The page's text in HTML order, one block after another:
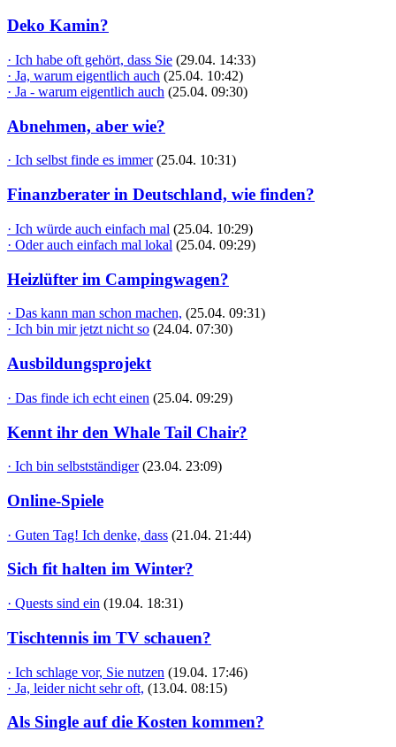
Deko Kamin?
· Ich habe oft gehört, dass Sie (29.04. 14:33)
· Ja, warum eigentlich auch (25.04. 10:42)
· Ja - warum eigentlich auch (25.04. 09:30)
Abnehmen, aber wie?
· Ich selbst finde es immer (25.04. 10:31)
Finanzberater in Deutschland, wie finden?
· Ich würde auch einfach mal (25.04. 10:29)
· Oder auch einfach mal lokal (25.04. 09:29)
Heizlüfter im Campingwagen?
· Das kann man schon machen, (25.04. 09:31)
· Ich bin mir jetzt nicht so (24.04. 07:30)
Ausbildungsprojekt
· Das finde ich echt einen (25.04. 09:29)
Kennt ihr den Whale Tail Chair?
· Ich bin selbstständiger (23.04. 23:09)
Online-Spiele
· Guten Tag! Ich denke, dass (21.04. 21:44)
Sich fit halten im Winter?
· Quests sind ein (19.04. 18:31)
Tischtennis im TV schauen?
· Ich schlage vor, Sie nutzen (19.04. 17:46)
· Ja, leider nicht sehr oft, (13.04. 08:15)
Als Single auf die Kosten kommen?